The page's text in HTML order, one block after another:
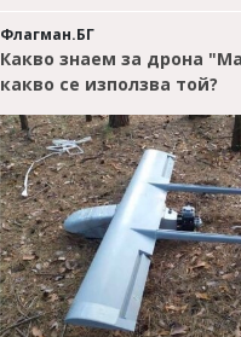
Флагман.БГ
Какво знаем за дрона
какво се използва той?